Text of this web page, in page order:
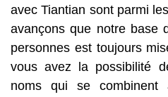
avec Tiantian sont parmi
avançons que notre base
personnes est toujours
vous avez la possibilité
noms qui se combinent